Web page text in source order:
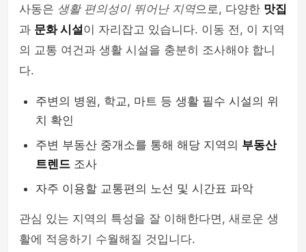
사동은 생활 편의성이 뛰어난 지역으로, 다양한 맛집
과 문화 시설이 자리잡고 있습니다. 이동 전, 이 지역
의 교통 여건과 생활 시설을 충분히 조사해야 합니
다.
주변의 병원, 학교, 마트 등 생활 필수 시설의 위
치 확인
주변 부동산 중개소를 통해 해당 지역의 부동산
트렌드 조사
자주 이용할 교통편의 노선 및 시간표 파악
관심 있는 지역의 특성을 잘 이해한다면, 새로운 생
활에 적응하기 수월해질 것입니다.